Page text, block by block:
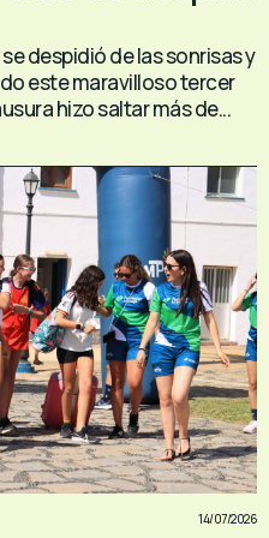
despidió de las sonrisas y
este maravilloso tercer
hizo saltar más de...
14/07/2026